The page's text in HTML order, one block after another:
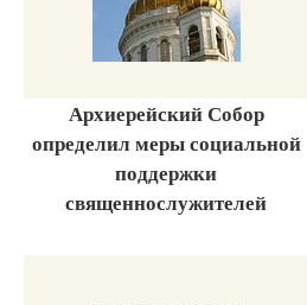
Архиерейский Собор
определил меры социальной
поддержки
священнослужителей